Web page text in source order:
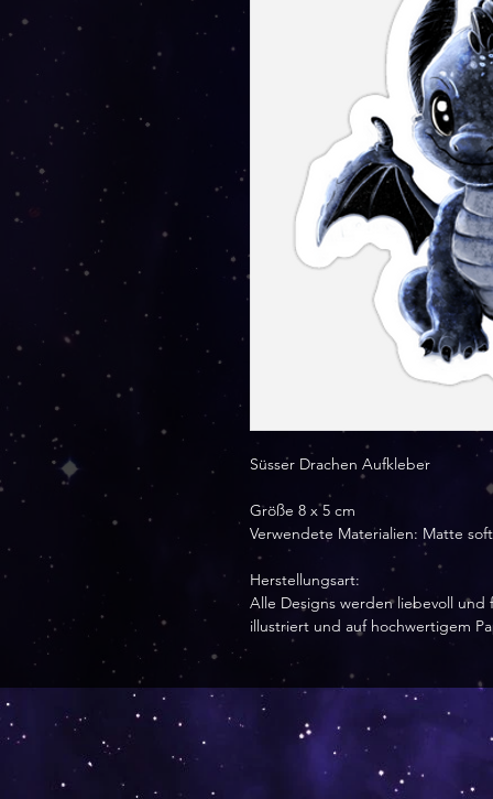
Süsser Drachen Aufkleber
Größe 8 x 5 cm
Verwendete Materialien: Matte
Herstellungsart:
Alle Designs werden liebevoll
illustriert und auf hochwertigem